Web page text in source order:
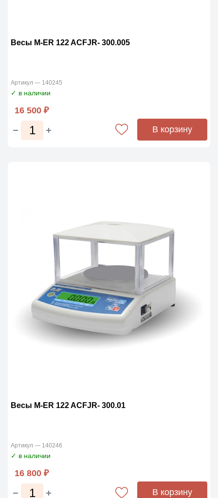
Весы M-ER 122 ACFJR- 300.005
Артикул — 140245
✓ в наличии
16 500 ₽
В корзину
Весы M-ER 122 ACFJR- 300.01
Артикул — 140246
✓ в наличии
16 800 ₽
В корзину